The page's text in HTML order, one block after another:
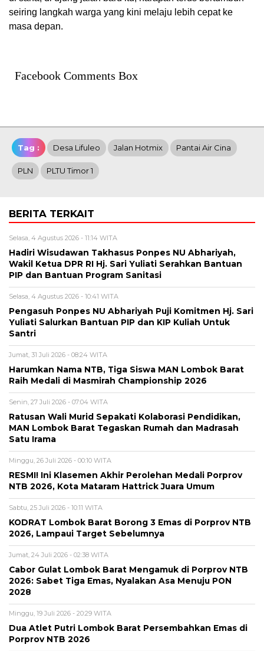
seiring langkah warga yang kini melaju lebih cepat ke
masa depan.
Facebook Comments Box
Tag : Desa Lifuleo Jalan Hotmix Pantai Air Cina
PLN PLTU Timor 1
BERITA TERKAIT
Selasa, 4 Agustus 2026 - 11:14 WITA
Hadiri Wisudawan Takhasus Ponpes NU Abhariyah,
Wakil Ketua DPR RI Hj. Sari Yuliati Serahkan Bantuan
PIP dan Bantuan Program Sanitasi
Selasa, 4 Agustus 2026 - 10:41 WITA
Pengasuh Ponpes NU Abhariyah Puji Komitmen Hj. Sari
Yuliati Salurkan Bantuan PIP dan KIP Kuliah Untuk
Santri
Jumat, 31 Juli 2026 - 08:24 WITA
Harumkan Nama NTB, Tiga Siswa MAN Lombok Barat
Raih Medali di Masmirah Championship 2026
Senin, 27 Juli 2026 - 07:04 WITA
Ratusan Wali Murid Sepakati Kolaborasi Pendidikan,
MAN Lombok Barat Tegaskan Rumah dan Madrasah
Satu Irama
Minggu, 26 Juli 2026 - 00:10 WITA
RESMI! Ini Klasemen Akhir Perolehan Medali Porprov
NTB 2026, Kota Mataram Hattrick Juara Umum
Sabtu, 25 Juli 2026 - 10:11 WITA
KODRAT Lombok Barat Borong 3 Emas di Porprov NTB
2026, Lampaui Target Sebelumnya
Jumat, 24 Juli 2026 - 02:38 WITA
Cabor Gulat Lombok Barat Mengamuk di Porprov NTB
2026: Sabet Tiga Emas, Nyalakan Asa Menuju PON
2028
Minggu, 19 Juli 2026 - 20:29 WITA
Dua Atlet Putri Lombok Barat Persembahkan Emas di
Porprov NTB 2026